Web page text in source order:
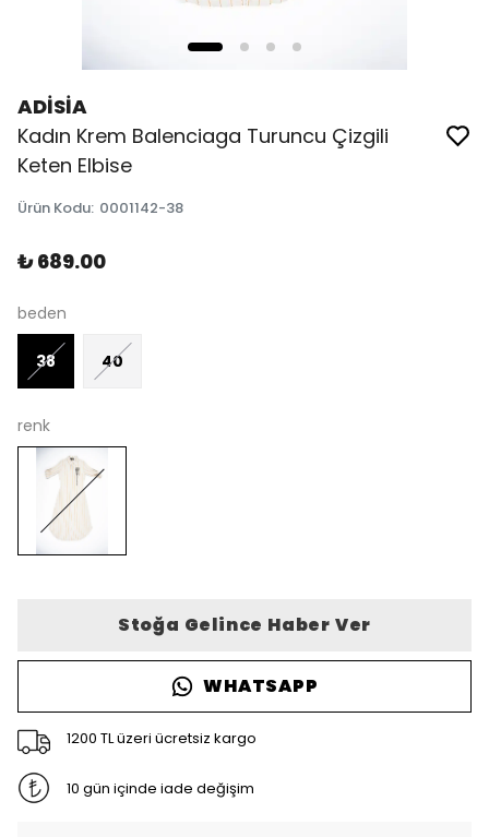
ADİSİA
Kadın Krem Balenciaga Turuncu Çizgili
Keten Elbise
Ürün Kodu: 0001142-38
₺ 689.00
beden
38 40
renk
Stoğa Gelince Haber Ver
WHATSAPP
1200 TL üzeri ücretsiz kargo
10 gün içinde iade değişim